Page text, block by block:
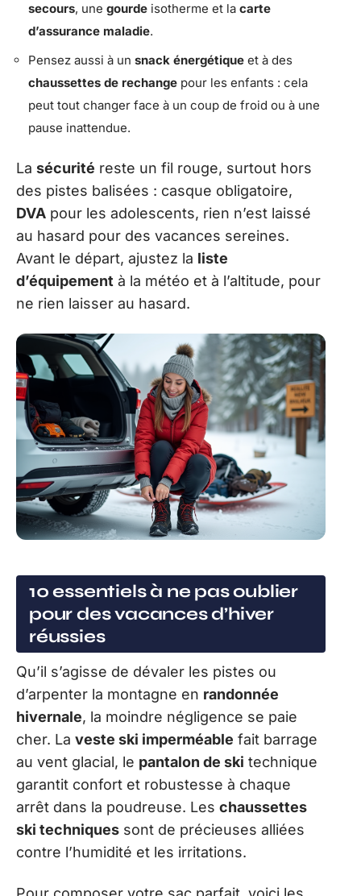
secours, une gourde isotherme et la carte
d’assurance maladie.
Pensez aussi à un snack énergétique et à des
chaussettes de rechange pour les enfants : cela
peut tout changer face à un coup de froid ou à une
pause inattendue.
La sécurité reste un fil rouge, surtout hors
des pistes balisées : casque obligatoire,
DVA pour les adolescents, rien n’est laissé
au hasard pour des vacances sereines.
Avant le départ, ajustez la liste
d’équipement à la météo et à l’altitude, pour
ne rien laisser au hasard.
10 essentiels à ne pas oublier
pour des vacances d’hiver
réussies
Qu’il s’agisse de dévaler les pistes ou
d’arpenter la montagne en randonnée
hivernale, la moindre négligence se paie
cher. La veste ski imperméable fait barrage
au vent glacial, le pantalon de ski technique
garantit confort et robustesse à chaque
arrêt dans la poudreuse. Les chaussettes
ski techniques sont de précieuses alliées
contre l’humidité et les irritations.